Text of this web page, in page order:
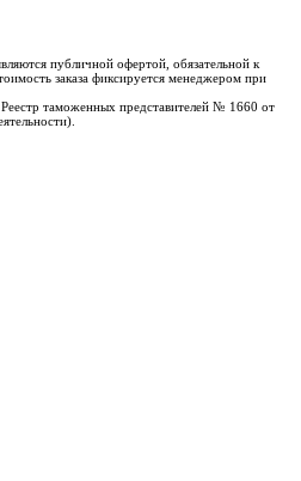
публичной офертой, обязательной к
заказа фиксируется менеджером при
таможенных представителей № 1660 от